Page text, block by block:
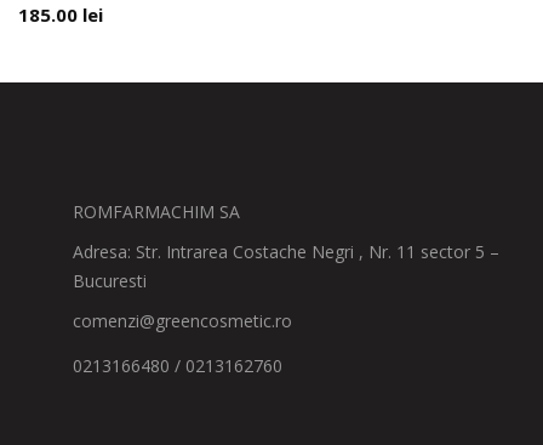
185.00 lei
ROMFARMACHIM SA
Adresa: Str. Intrarea Costache Negri , Nr. 11 sector 5 –
Bucuresti
comenzi@greencosmetic.ro
0213166480 / 0213162760